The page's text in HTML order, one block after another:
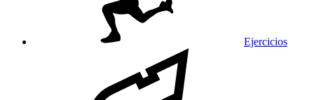
Ejercicios